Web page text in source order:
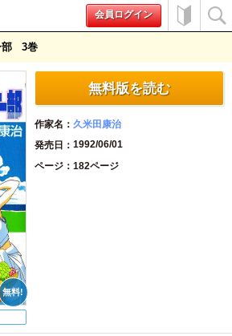
会員ログイン
3
無料版を読む
作家名
久米田康治
発売日
1992/06/01
ページ
182ページ